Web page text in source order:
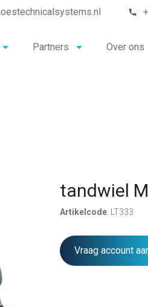
Partners Over ons
tandwiel
Artikelcode: LT333
Vraag account